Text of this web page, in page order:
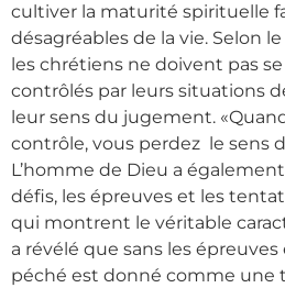
cultiver la maturité spirituelle
désagréables de la vie. Selon
les chrétiens ne doivent pas
contrôlés par leurs situations
leur sens du jugement.
contrôle, vous perdez le sens
L’homme de Dieu a
défis, les épreuves et les
qui montrent le véritable
a révélé que sans les
péché est donné comme une